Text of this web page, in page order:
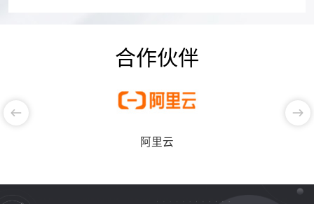
合作伙伴
阿里云